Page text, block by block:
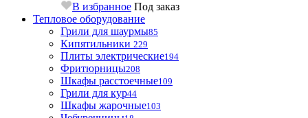
В избранное Под заказ
Тепловое оборудование
Грили для шаурмы85
Кипятильники 229
Плиты электрические194
Фритюрницы208
Шкафы расстоечные109
Грили для кур44
Шкафы жарочные103